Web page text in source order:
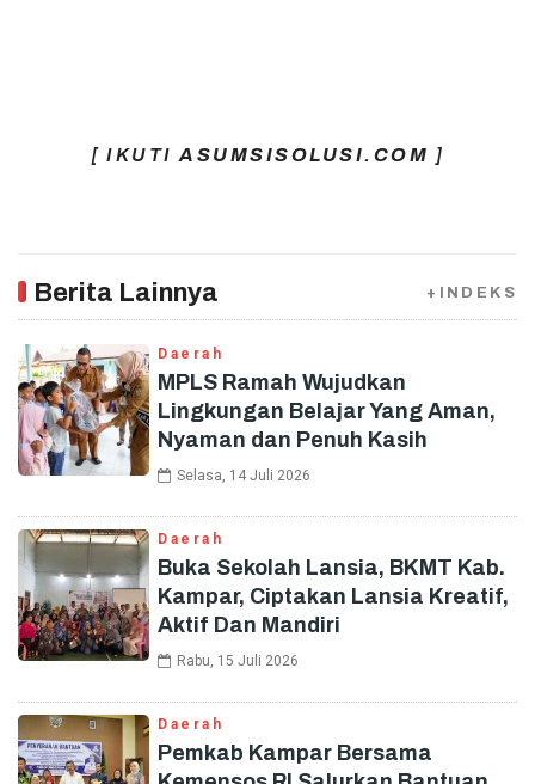
[ IKUTI ASUMSISOLUSI.COM ]
Berita Lainnya +INDEKS
Daerah
MPLS Ramah Wujudkan
Lingkungan Belajar Yang Aman,
Nyaman dan Penuh Kasih
Selasa, 14 Juli 2026
Daerah
Buka Sekolah Lansia, BKMT Kab.
Kampar, Ciptakan Lansia Kreatif,
Aktif Dan Mandiri
Rabu, 15 Juli 2026
Daerah
Pemkab Kampar Bersama